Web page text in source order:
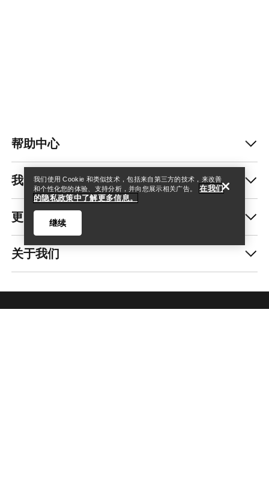
查找店铺 Help
帮助中心
我的账户
更多商品
关于我们
我们使用 Cookie 和类似技术，包括来自第三方的技术，来改善
和个性化您的体验、支持分析，并向您展示相关广告。
在我们
的隐私政策中了解更多信息。
继续